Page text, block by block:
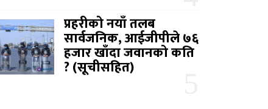
प्रहरीको नयाँ तलब
सार्वजनिक, आईजीपीले ७६
हजार खाँदा जवानको कति
? (सूचीसहित)